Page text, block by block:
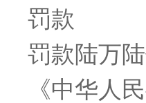
罚款
罚款陆万
《中华人